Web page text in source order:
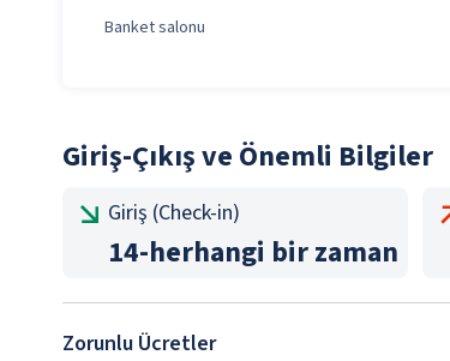
Banket salonu
Giriş-Çıkış ve Önemli Bilgiler
Giriş (Check-in)
14-herhangi bir zaman
Zorunlu Ücretler